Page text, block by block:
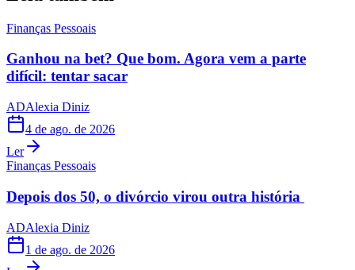
Finanças Pessoais
Ganhou na bet? Que bom. Agora vem a parte
difícil: tentar sacar
ADAlexia Diniz
4 de ago. de 2026
Ler
Finanças Pessoais
Depois dos 50, o divórcio virou outra história
ADAlexia Diniz
1 de ago. de 2026